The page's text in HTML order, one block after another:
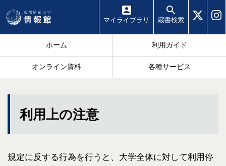
マイ ライブラリ 蔵書検索
ホーム 利用ガイド
オンライン資料 各種サービス
利用上の注意
規定に反する行為を行うと、大学全体に対して利用停